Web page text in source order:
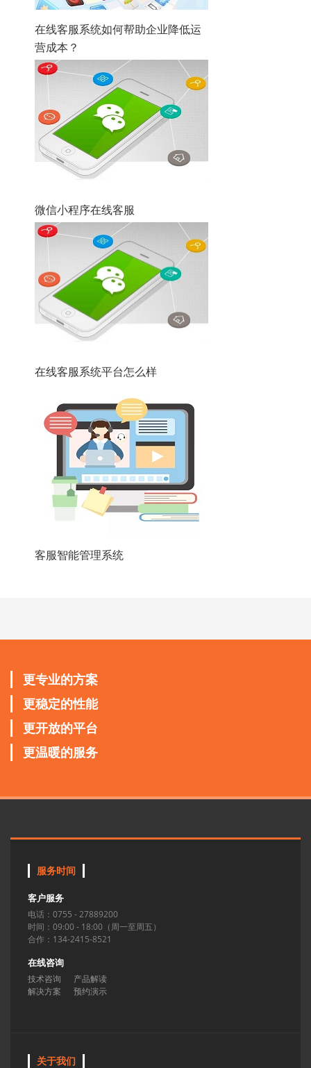
在线客服系统如何帮助企业降低运
营成本？
微信小程序在线客服
在线客服系统平台怎么样
客服智能管理系统
更专业的方案
更稳定的性能
更开放的平台
更温暖的服务
服务时间
客户服务
电话：0755 - 27889200
时间：09:00 - 18:00（周一至周五）
合作：134-2415-8521
在线咨询
技术咨询
产品解读
解决方案
预约演示
关于我们